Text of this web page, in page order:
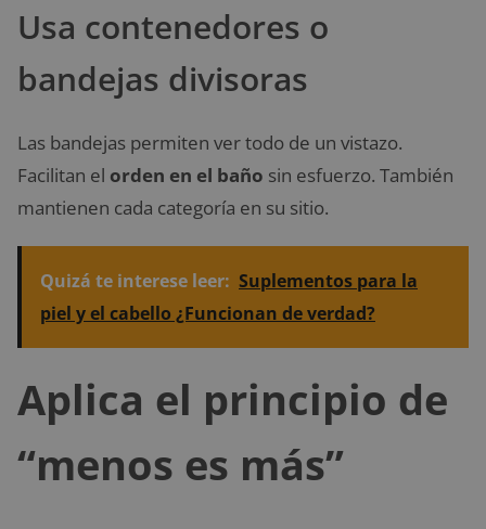
Usa contenedores o
bandejas divisoras
Las bandejas permiten ver todo de un vistazo.
Facilitan el orden en el baño sin esfuerzo. También
mantienen cada categoría en su sitio.
Quizá te interese leer: Suplementos para la
piel y el cabello ¿Funcionan de verdad?
Aplica el principio de
“menos es más”